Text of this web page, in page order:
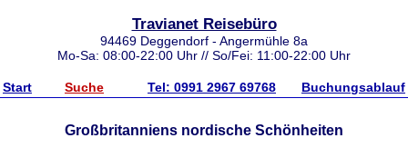
Travianet Reisebüro
94469 Deggendorf - Angermühle 8a
Mo-Sa: 08:00-22:00 Uhr // So/Fei: 11:00-22:00 Uhr
Start Suche Tel: 0991 2967 69768 Buchungsablauf
Großbritanniens nordische Schönheiten